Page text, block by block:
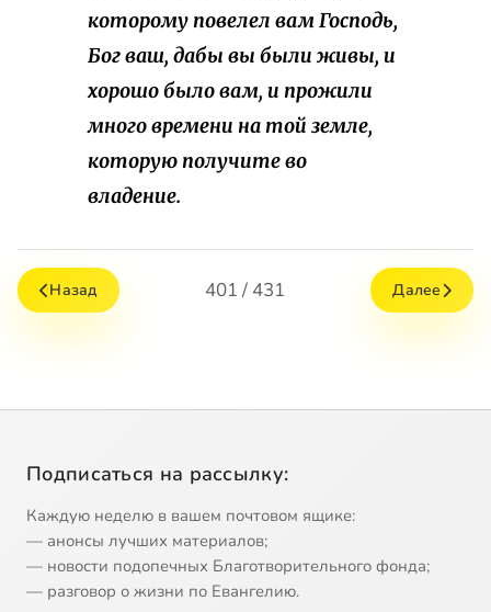
которому повелел вам Господь,
Бог ваш, дабы вы были живы, и
хорошо было вам, и прожили
много времени на той земле,
которую получите во
владение.
Назад 401 / 431 Далее
Подписаться на рассылку:
Каждую неделю в вашем почтовом ящике:
— анонсы лучших материалов;
— новости подопечных Благотворительного фонда;
— разговор о жизни по Евангелию.